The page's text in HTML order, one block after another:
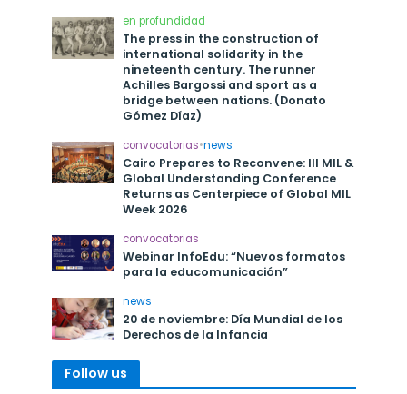
en profundidad
The press in the construction of
international solidarity in the
nineteenth century. The runner
Achilles Bargossi and sport as a
bridge between nations. (Donato
Gómez Díaz)
convocatorias•news
Cairo Prepares to Reconvene: III MIL &
Global Understanding Conference
Returns as Centerpiece of Global MIL
Week 2026
convocatorias
Webinar InfoEdu: “Nuevos formatos
para la educomunicación”
news
20 de noviembre: Día Mundial de los
Derechos de la Infancia
Follow us